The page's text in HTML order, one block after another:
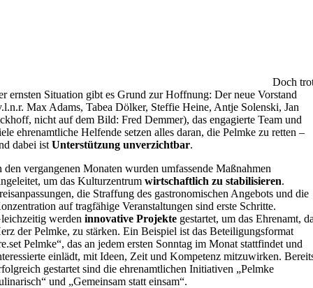
Doch
ernsten Situation gibt es Grund zur Hoffnung: Der neue Vorstand
Max Adams, Tabea Dölker, Steffie Heine, Antje Solenski, Jan
nicht auf dem Bild: Fred Demmer), das engagierte Team und
ehrenamtliche Helfende setzen alles daran, die Pelmke zu retten –
dabei ist Unterstützung unverzichtbar.
den vergangenen Monaten wurden umfassende Maßnahmen
um das Kulturzentrumwirtschaftlich zu stabilisieren.
die Straffung des gastronomischen Angebots und die
auf tragfähige Veranstaltungen sind erste Schritte.
werden innovative Projekte gestartet, um das Ehrenamt,
der Pelmke, zu stärken. Ein Beispiel ist das Beteiligungsformat
Pelmke“, das an jedem ersten Sonntag im Monat stattfindet und
einlädt, mit Ideen, Zeit und Kompetenz mitzuwirken.
gestartet sind die ehrenamtlichen Initiativen „Pelmke
und „Gemeinsam statt einsam“.